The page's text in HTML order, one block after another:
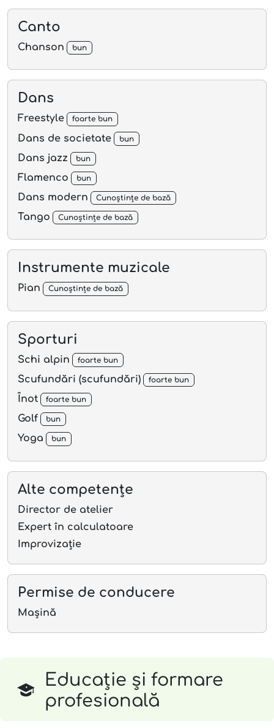
Canto
Chanson bun
Dans
Freestyle foarte bun
Dans de societate bun
Dans jazz bun
Flamenco bun
Dans modern Cunoștințe de bază
Tango Cunoștințe de bază
Instrumente muzicale
Pian Cunoștințe de bază
Sporturi
Schi alpin foarte bun
Scufundări (scufundări) foarte bun
Înot foarte bun
Golf bun
Yoga bun
Alte competențe
Director de atelier
Expert în calculatoare
Improvizație
Permise de conducere
Mașină
Educație și formare
profesională